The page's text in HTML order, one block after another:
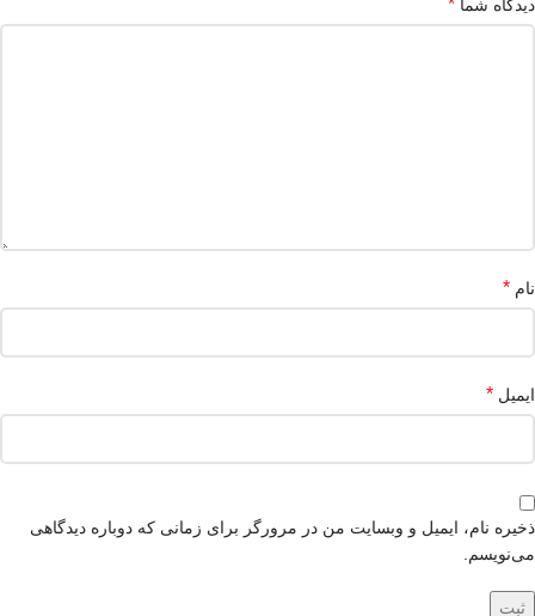
دیدگاه شما
نام *
ایمیل *
ذخیره نام، ایمیل و وبسایت من در مرورگر برای زمانی که دوباره دیدگاهی
می‌نویسم.